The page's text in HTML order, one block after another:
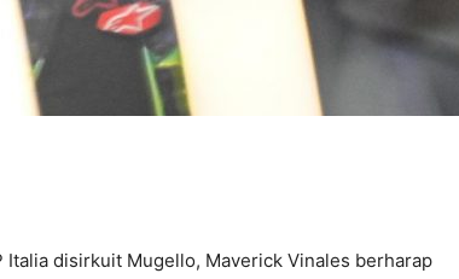
Italia disirkuit Mugello, Maverick Vinales berharap